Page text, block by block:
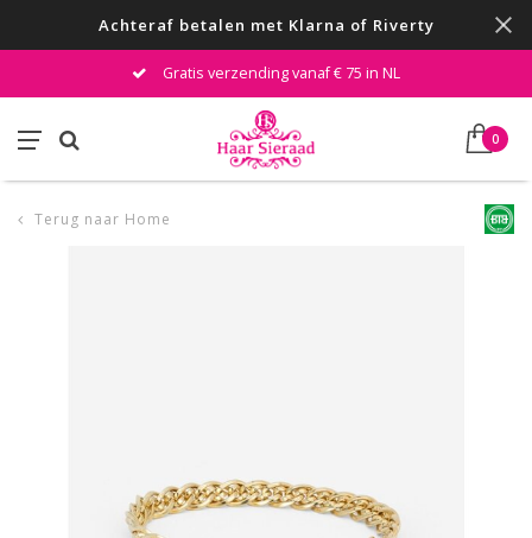
Achteraf betalen met Klarna of Riverty
Gratis verzending vanaf € 75 in NL
0
Terug naar Home